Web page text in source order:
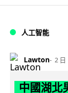
人工智能
Lawton 2 日
中國湖北